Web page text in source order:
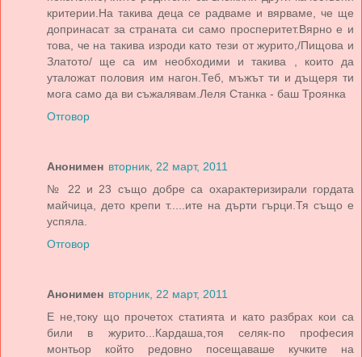
критерии.На такива деца се радваме и вярваме, че ще
допринасат за страната си само просперитет.Вярно е и
това, че на такива изроди като тези от журито,/Пищова и
Златото/ ще са им необходими и такива , които да
уталожат половия им нагон.Теб, мъжът ти и дъщеря ти
мога само да ви съжалявам.Леля Станка - баш Троянка
Отговор
Анонимен вторник, 22 март, 2011
№ 22 и 23 също добре са охарактеризирали гордата
майчица, дето крепи т.....ите на дърти гърци.Тя също е
успяла.
Отговор
Анонимен вторник, 22 март, 2011
Е не,току що прочетох статията и като разбрах кои са
били в журито...Кардаша,тоя селяк-по професия
монтьор който редовно посещаваше кучките на